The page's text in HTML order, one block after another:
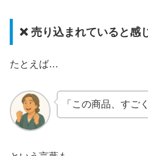
❌️ 売り込まれていると感
たとえば…
「この商品、すご